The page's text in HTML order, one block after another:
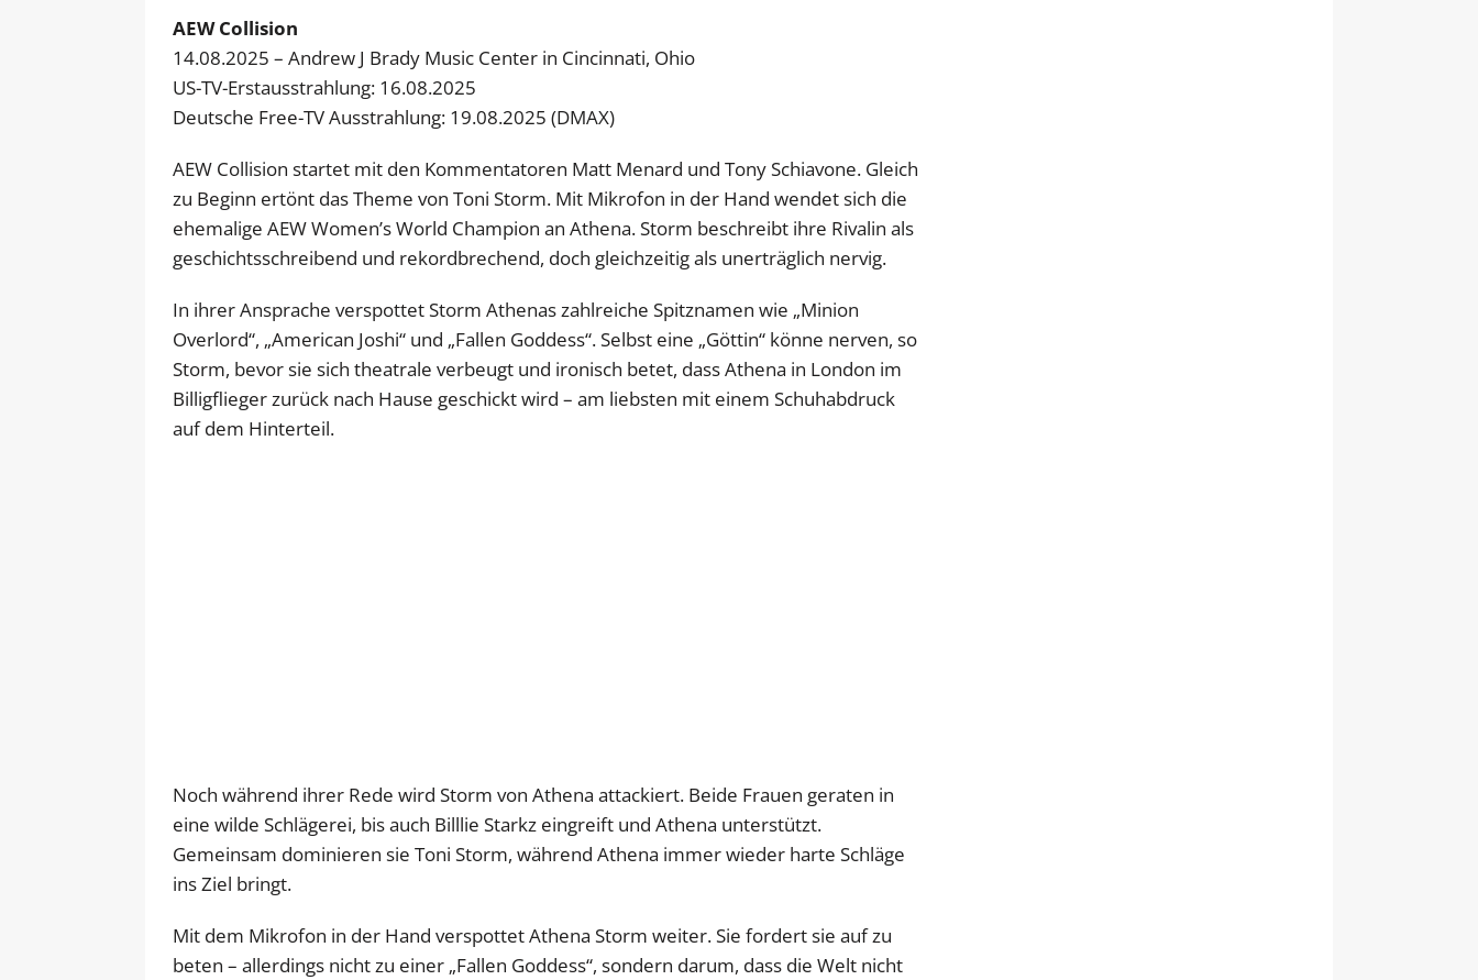
AEW Collision
14.08.2025 – Andrew J Brady Music Center in Cincinnati, Ohio
US-TV-Erstausstrahlung: 16.08.2025
Deutsche Free-TV Ausstrahlung: 19.08.2025 (DMAX)
AEW Collision startet mit den Kommentatoren Matt Menard und Tony Schiavone. Gleich
zu Beginn ertönt das Theme von Toni Storm. Mit Mikrofon in der Hand wendet sich die
ehemalige AEW Women’s World Champion an Athena. Storm beschreibt ihre Rivalin als
geschichts­schreibend und rekord­brechend, doch gleichzeitig als unerträglich nervig.
In ihrer Ansprache verspottet Storm Athenas zahlreiche Spitznamen wie „Minion
Overlord“, „American Joshi“ und „Fallen Goddess“. Selbst eine „Göttin“ könne nerven, so
Storm, bevor sie sich theatrale verbeugt und ironisch betet, dass Athena in London im
Billigflieger zurück nach Hause geschickt wird – am liebsten mit einem Schuhabdruck
auf dem Hinterteil.
Noch während ihrer Rede wird Storm von Athena attackiert. Beide Frauen geraten in
eine wilde Schlägerei, bis auch Billlie Starkz eingreift und Athena unterstützt.
Gemeinsam dominieren sie Toni Storm, während Athena immer wieder harte Schläge
ins Ziel bringt.
Mit dem Mikrofon in der Hand verspottet Athena Storm weiter. Sie fordert sie auf zu
beten – allerdings nicht zu einer „Fallen Goddess“, sondern darum, dass die Welt nicht